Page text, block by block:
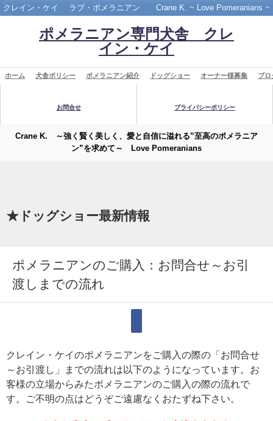
クレイン・ケイ ラブ・ポメラニアン Crane K. ~ Love Pomeranians ~
ポメラニアン専門犬舎 クレ
イン・ケイ
ホーム 犬舎ポリシー ポメラニアン紹介 ドッグショー オーナー様募集 ブロ
お問合せ プライバシーポリシー
Crane K. ～強く賢く美しく、愛と自信に溢れる”至高のポメラニア
ン”を求めて～ Love Pomeranians
★ドッグショー最新情報
ポメラニアンのご購入：お問合せ～お引
渡しまでの流れ
クレイン・ケイのポメラニアンをご購入の際の「お問合せ
～お引渡し」までの流れは以下のようになっています。お
客様の立場からみたポメラニアンのご購入の際の流れで
す。ご不明の点はどうぞご遠慮なくおたずね下さい。